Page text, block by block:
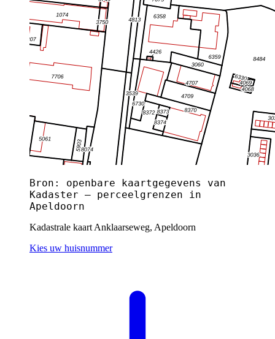
Bron: openbare kaartgegevens van
Kadaster — perceelgrenzen in
Apeldoorn
Kadastrale kaart Anklaarseweg, Apeldoorn
Kies uw huisnummer